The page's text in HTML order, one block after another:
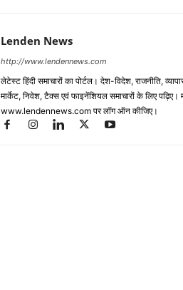
Lenden News
http://www.lendennews.com
लेटेस्ट हिंदी समाचारों का पोर्टल। देश-विदेश, राजनीति,
मार्केट, निवेश, टैक्स एवं फाइनेंशियल समाचारों के लिए
www.lendennews.com पर लॉग ऑन कीजिए।